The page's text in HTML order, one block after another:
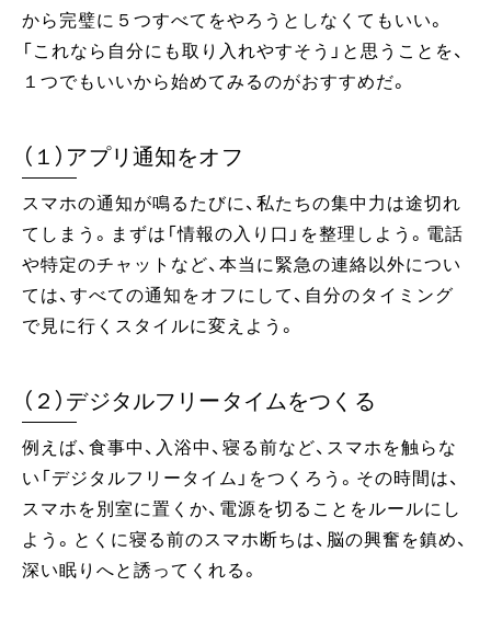
から完璧に５つすべてをやろうとしなくてもいい。
「これなら自分にも取り入れやすそう」と思うことを、
１つでもいいから始めてみるのがおすすめだ。
（１）アプリ通知をオフ
スマホの通知が鳴るたびに、私たちの集中力は途切れ
てしまう。まずは「情報の入り口」を整理しよう。電話
や特定のチャットなど、本当に緊急の連絡以外につい
ては、すべての通知をオフにして、自分のタイミング
で見に行くスタイルに変えよう。
（２）デジタルフリータイムをつくる
例えば、食事中、入浴中、寝る前など、スマホを触らな
い「デジタルフリータイム」をつくろう。その時間は、
スマホを別室に置くか、電源を切ることをルールにし
よう。とくに寝る前のスマホ断ちは、脳の興奮を鎮め、
深い眠りへと誘ってくれる。